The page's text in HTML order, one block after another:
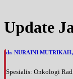
Update
dr. NURAINI MUTRIKAH,
Spesialis: Onkologi